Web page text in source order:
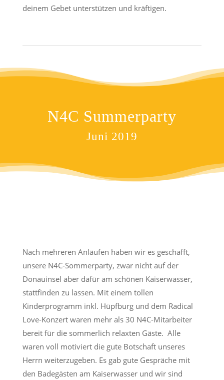
deinem Gebet unterstützen und kräftigen.
N4C Summerparty
Juni 2019
Nach mehreren Anläufen haben wir es geschafft,
unsere N4C-Sommerparty, zwar nicht auf der
Donauinsel aber dafür am schönen Kaiserwasser,
stattfinden zu lassen. Mit einem tollen
Kinderprogramm inkl. Hüpfburg und dem Radical
Love-Konzert waren mehr als 30 N4C-Mitarbeiter
bereit für die sommerlich relaxten Gäste. Alle
waren voll motiviert die gute Botschaft unseres
Herrn weiterzugeben. Es gab gute Gespräche mit
den Badegästen am Kaiserwasser und wir sind